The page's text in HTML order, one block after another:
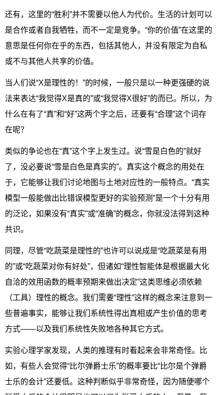
还有，这里的“胜利”并不需要以他人为代价。生活的计划可以
是合作或者自我牺牲，而不一定是竞争。“你的价值”在这里的
意思是任何你在乎的东西，包括其他人，并没有限定为自私
或不与其他人共享的价值。
当人们说“X是理性的！”的时候，一般只是以一种更强硬的说
法来表达“我觉得X是真的”或“我觉得X很好”的而已。所以，为
什么在有了“真”和“好”这两个字之后，还要有“合理”这个词存
在呢？
类似的争论也在“真”这个字上发生过。说“雪是白色的”就好
了，没必要说“雪是白色是真实的”。真实这个概念的用处在
于，它能够让我们讨论地图与土地对应性的一般特点。“真实
模型一般能做出比错误模型更好的实验预测”是一个十分有用
的泛论，如果没有“真实”或“准确”的概念，你就没法得到这种
共识。
同理，尽管“吃蔬菜是理性的”也许可以说成是“吃蔬菜是有用
的”或“吃蔬菜对你有好处”，但诸如“理性智能体是根据最大化
自洽的效用函数的概率预期来做出决定”这类思维必须依赖
（工具）理性的概念。我们需要“理性”这样的概念来注意到一
些普遍事实，能够让我们系统性得出真相或产生价值的思考
方式——以及我们系统性失败地各种其它方式。
实验心理学家发现，人类的推理有时看起来会非常奇怪。比
如，有些人会觉得“比尔弹爵士乐”的概率要比“比尔是个弹爵
士乐的会计”还要低。这种判断似乎非常奇怪，因为随便哪个